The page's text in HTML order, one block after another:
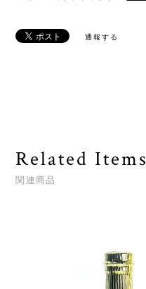
通報する
Related Items
関連商品